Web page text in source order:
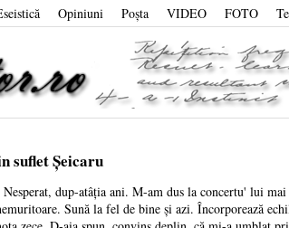
Opiniuni Poşta VIDEO FOTO
suflet Șeicaru
Nesperat, dup-atâția ani. M-am dus la concertu' lui
Sună la fel de bine și azi. Încorporează